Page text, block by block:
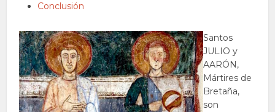
Conclusión
Santos
JULIO y
AARÓN,
Mártires de
Bretaña,
son